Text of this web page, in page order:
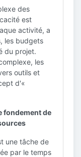
des
est
activité, a
les budgets
du projet.
les
outils et
d'«
fondement de
une tâche de
par le temps